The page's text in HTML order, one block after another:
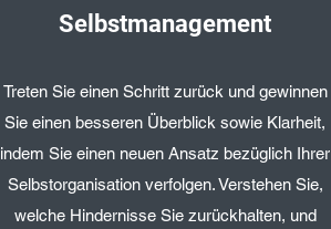
Selbstmanagement
Treten Sie einen Schritt zurück und gewinnen
Sie einen besseren Überblick sowie Klarheit,
indem Sie einen neuen Ansatz bezüglich Ihrer
Selbstorganisation verfolgen. Verstehen Sie,
welche Hindernisse Sie zurückhalten, und